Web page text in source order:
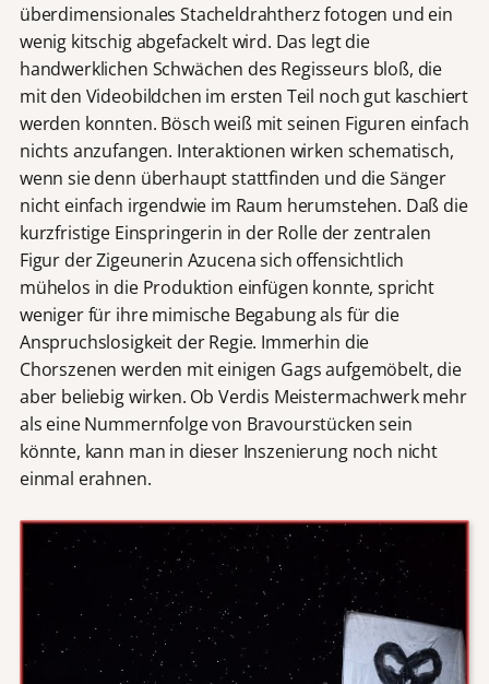
überdimensionales Stacheldrahtherz fotogen und ein
wenig kitschig abgefackelt wird. Das legt die
handwerklichen Schwächen des Regisseurs bloß, die
mit den Videobildchen im ersten Teil noch gut kaschiert
werden konnten. Bösch weiß mit seinen Figuren einfach
nichts anzufangen. Interaktionen wirken schematisch,
wenn sie denn überhaupt stattfinden und die Sänger
nicht einfach irgendwie im Raum herumstehen. Daß die
kurzfristige Einspringerin in der Rolle der zentralen
Figur der Zigeunerin Azucena sich offensichtlich
mühelos in die Produktion einfügen konnte, spricht
weniger für ihre mimische Begabung als für die
Anspruchslosigkeit der Regie. Immerhin die
Chorszenen werden mit einigen Gags aufgemöbelt, die
aber beliebig wirken. Ob Verdis Meistermachwerk mehr
als eine Nummernfolge von Bravourstücken sein
könnte, kann man in dieser Inszenierung noch nicht
einmal erahnen.